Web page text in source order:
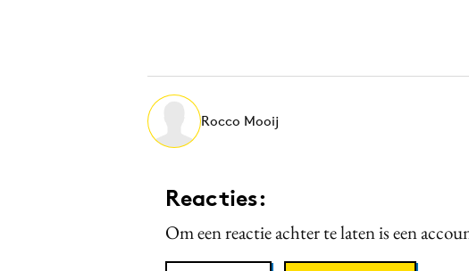
Rocco Mooij
Reacties:
Om een reactie achter te laten is een